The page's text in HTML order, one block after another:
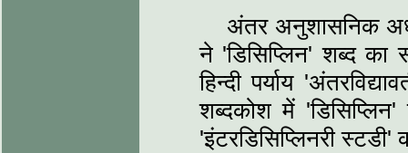
अंतर अनुशासनिक
ने 'डिसिप्लिन' शब्द का
हिन्दी पर्याय
शब्दकोश में
'इंटरडिसिप्लिनरी स्टडी'